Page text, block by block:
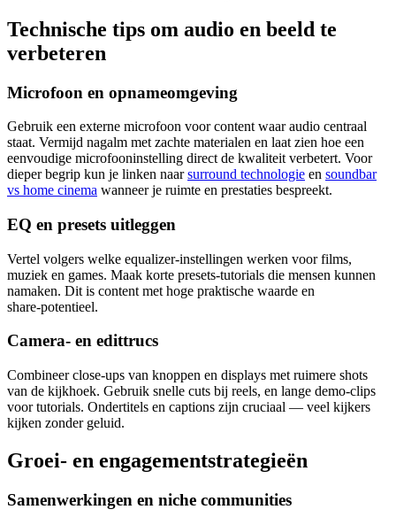
Technische tips om audio en beeld te
verbeteren
Microfoon en opnameomgeving
Gebruik een externe microfoon voor content waar audio centraal
staat. Vermijd nagalm met zachte materialen en laat zien hoe een
eenvoudige microfooninstelling direct de kwaliteit verbetert. Voor
dieper begrip kun je linken naarsurround technologie en soundbar
vs home cinema wanneer je ruimte en prestaties bespreekt.
EQ en presets uitleggen
Vertel volgers welke equalizer‑instellingen werken voor films,
muziek en games. Maak korte presets‑tutorials die mensen kunnen
namaken. Dit is content met hoge praktische waarde en
share‑potentieel.
Camera- en edittrucs
Combineer close‑ups van knoppen en displays met ruimere shots
van de kijkhoek. Gebruik snelle cuts bij reels, en lange demo‑clips
voor tutorials. Ondertitels en captions zijn cruciaal — veel kijkers
kijken zonder geluid.
Groei- en engagementstrategieën
Samenwerkingen en niche communities